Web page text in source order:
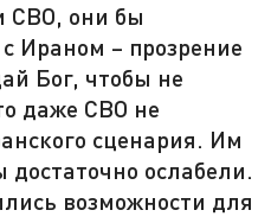
СВО, они бы
Ираном – прозрение
Бог, чтобы не
даже СВО не
сценария. Им
ослабели.
возможности для